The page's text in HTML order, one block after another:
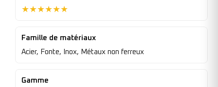
★★★★★★
Famille de matériaux
Acier, Fonte, Inox, Métaux non ferreux
Gamme